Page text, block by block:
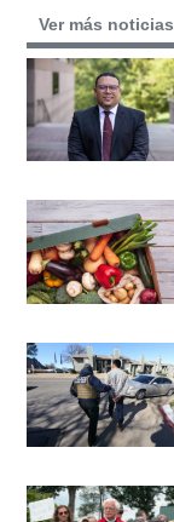
Ver más noticias